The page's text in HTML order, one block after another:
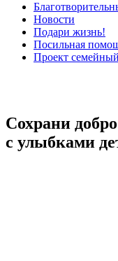
Новости
Подари жизнь!
Посильная
Проект
Сохрани
с улыбками